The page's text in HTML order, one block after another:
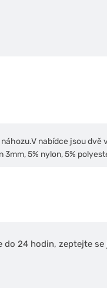
V nabídce jsou dvě
5% nylon, 5%
24 hodin, zeptejte se